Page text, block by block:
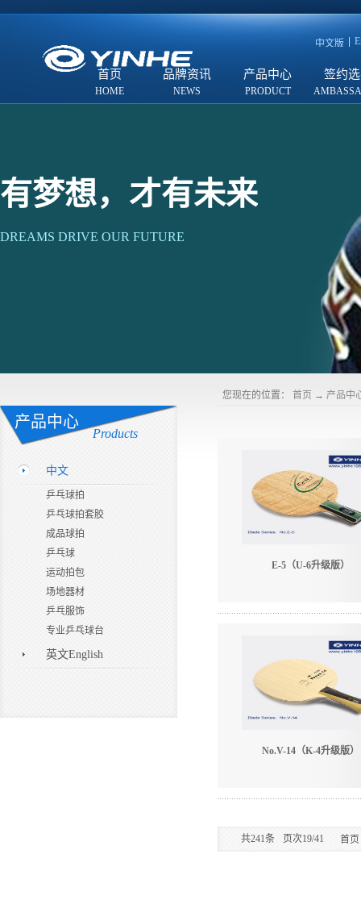
中文版
首页 品牌资讯 产品中心 签约
有梦想，才有未来
DREAMS DRIVE OUR FUTURE
产品中心
Products
中文
乒乓球拍
乒乓球拍套胶
成品球拍
乒乓球
运动拍包
场地器材
乒乓服饰
专业乒乓球台
英文English
您现在的位置： 首页 → 产品中
E-5（U-6升级版）
No.V-14（K-4升级版）
共241条 页次19/41 首页